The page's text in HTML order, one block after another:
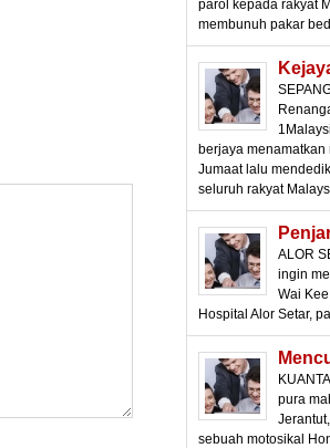
parol kepada rakyat
membunuh pakar
berjaya
Jumaat lalu
seluruh rakyat
ALOR
ingin
Wai
Hospital Alor Setar,
pura
sebuah motosikal